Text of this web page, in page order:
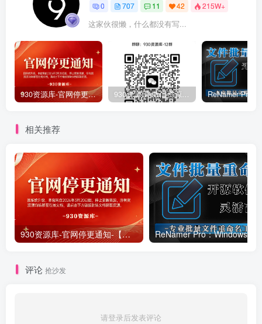
0 707 11 42 215W+
这家伙很懒，什么都没有写...
930资源库-官网停更通知-【换在线文档更新-每日更新】 930资源库-微信资源12群【限时免费】开放入群中！！！
相关推荐
930资源库-官网停更通知-【换在线文档更新-每日更新】
评论 抢沙发
请登录后发表评论